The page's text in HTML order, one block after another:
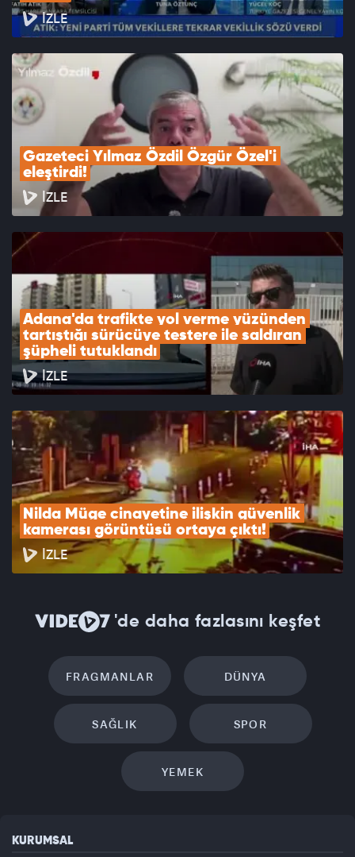
İZLE
Gazeteci Yılmaz Özdil Özgür Özel'i
eleştirdi!
İZLE
Adana'da trafikte yol verme yüzünden
tartıştığı sürücüye testere ile saldıran
şüpheli tutuklandı
İZLE
Nilda Müge cinayetine ilişkin güvenlik
kamerası görüntüsü ortaya çıktı!
İZLE
'de daha fazlasını keşfet
FRAGMANLAR DÜNYA
SAĞLIK SPOR
YEMEK
KURUMSAL